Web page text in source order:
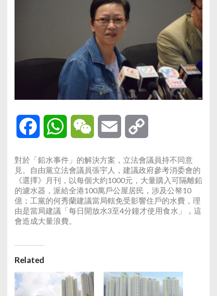
Facebook WhatsAppWeChat Email
對於「鉛水事件」的解決方案，立法會議員持不同意
見。自由黨立法會議員張宇人，建議政府參考消委會的
《選擇》月刊，以每個大約1000元，大量購入可隔離鉛
的濾水器，派給全港100萬戶公屋居民，涉及公帑10
億；工黨的何秀蘭建議當局轄免受影響住戶的水費，理
由是當局建議「每日開放水3至4分鐘才使用食水」，這
會造成大量浪費。
Related